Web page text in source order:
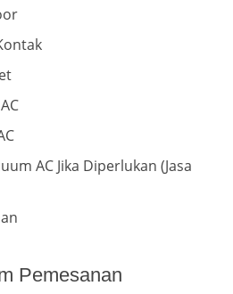
AC Jika Diperlukan (Jasa
Pemesanan